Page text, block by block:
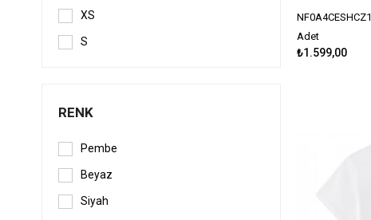
XS
S
RENK
Pembe
Beyaz
Siyah
NF0A4CESHCZ1
Adet
₺1.599,00